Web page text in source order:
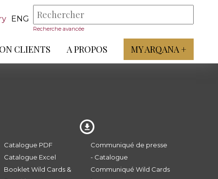
ENG
Recherche avancée
CLIENTS A PROPOS MY ARQANA +
Catalogue PDF
Catalogue Excel
Booklet Wild Cards &
Communiqué de presse
- Catalogue
Communiqué Wild Cards